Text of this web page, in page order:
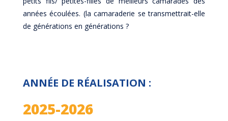
années écoulées. (la camaraderie se transmettrait-elle
de générations en générations ?
ANNÉE DE RÉALISATION :
2025-2026